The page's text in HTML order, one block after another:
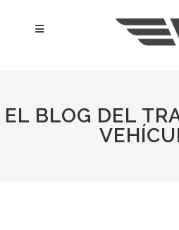
contenidoMenú
EL BLOG DEL